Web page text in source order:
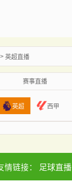
英超直播
赛事直播
英超 西甲
情链接： 足球直播